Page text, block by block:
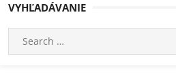
VYHĽADÁVANIE